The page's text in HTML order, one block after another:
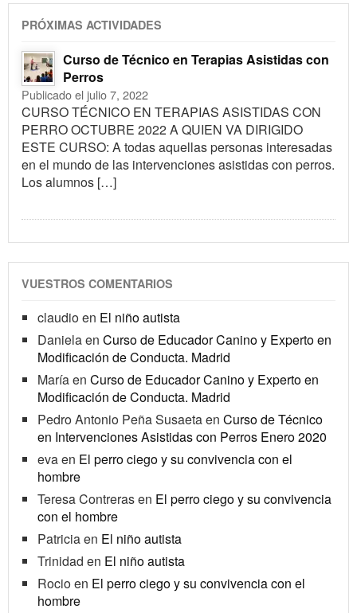
PRÓXIMAS ACTIVIDADES
Curso de Técnico en Terapias Asistidas con
Perros
Publicado el julio 7, 2022
CURSO TÉCNICO EN TERAPIAS ASISTIDAS CON
PERRO OCTUBRE 2022 A QUIEN VA DIRIGIDO
ESTE CURSO: A todas aquellas personas interesadas
en el mundo de las intervenciones asistidas con perros.
Los alumnos […]
VUESTROS COMENTARIOS
claudioen El niño autista
Danielaen Curso de Educador Canino y Experto en
Modificación de Conducta. Madrid
Maríaen Curso de Educador Canino y Experto en
Modificación de Conducta. Madrid
Pedro Antonio Peña Susaetaen Curso de Técnico
en Intervenciones Asistidas con Perros Enero 2020
evaen El perro ciego y su convivencia con el
hombre
Teresa Contrerasen El perro ciego y su convivencia
con el hombre
Patriciaen El niño autista
Trinidad en El niño autista
Rocioen El perro ciego y su convivencia con el
hombre